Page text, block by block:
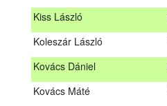
Kiss László
Koleszár László
Kovács Dániel
Kovács Máté